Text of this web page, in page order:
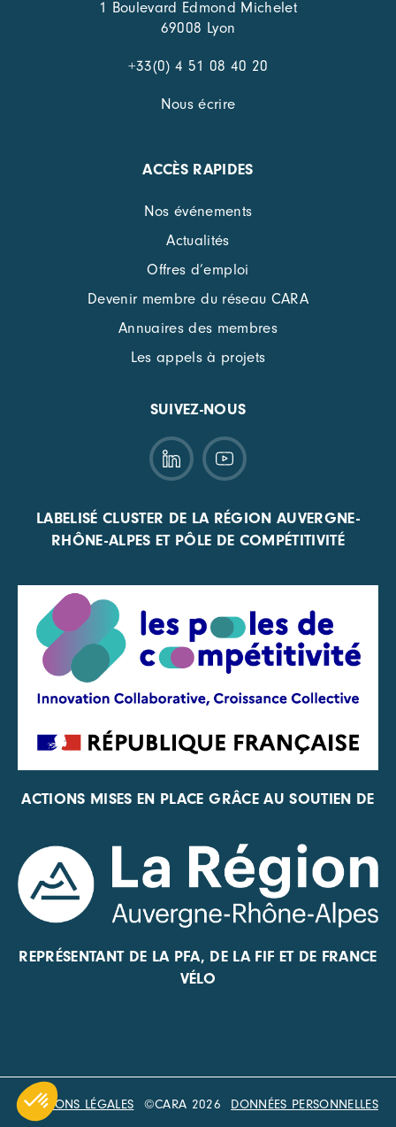
1 Boulevard Edmond Michelet
69008 Lyon
+33(0) 4 51 08 40 20
Nous écrire
ACCÈS RAPIDES
Nos événements
Actualités
Offres d’emploi
Devenir membre du réseau CARA
Annuaires des membres
Les appels à projets
SUIVEZ-NOUS
LABELISÉ CLUSTER DE LA RÉGION AUVERGNE-
RHÔNE-ALPES ET PÔLE DE COMPÉTITIVITÉ
ACTIONS MISES EN PLACE GRÂCE AU SOUTIEN DE
REPRÉSENTANT DE LA PFA, DE LA FIF ET DE FRANCE
VÉLO
MENTIONS LÉGALES ©CARA 2026 DONNÉES PERSONNELLES